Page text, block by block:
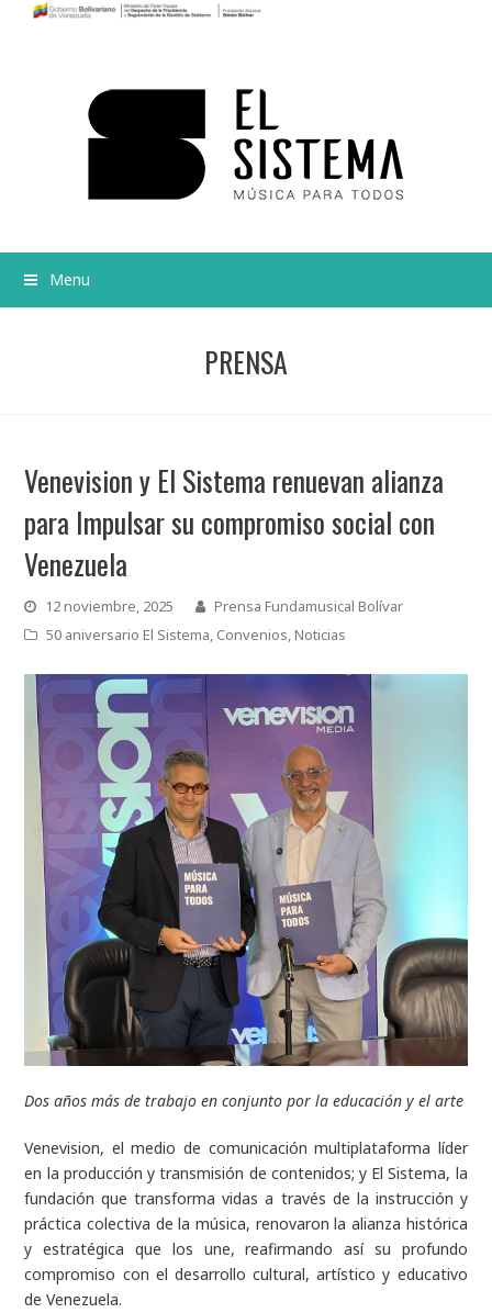
Menu
PRENSA
Venevision y El Sistema renuevan alianza
para Impulsar su compromiso social con
Venezuela
12 noviembre, 2025
Prensa Fundamusical Bolívar
50 aniversario El Sistema, Convenios,Noticias
Dos años más de trabajo en conjunto por la educación y el arte
Venevision, el medio de comunicación multiplataforma líder
en la producción y transmisión de contenidos; y El Sistema, la
fundación que transforma vidas a través de la instrucción y
práctica colectiva de la música, renovaron la alianza histórica
y estratégica que los une, reafirmando así su profundo
compromiso con el desarrollo cultural, artístico y educativo
de Venezuela.